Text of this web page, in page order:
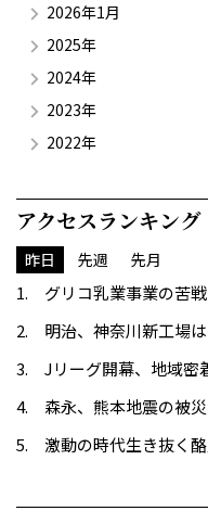
2026年1月
2025年
2024年
2023年
2022年
アクセスランキング
昨日 先週 先月
グリコ乳業事業の苦
明治、神奈川新工場
Jリーグ開幕、地域密
森永、熊本地震の被
激動の時代生き抜く